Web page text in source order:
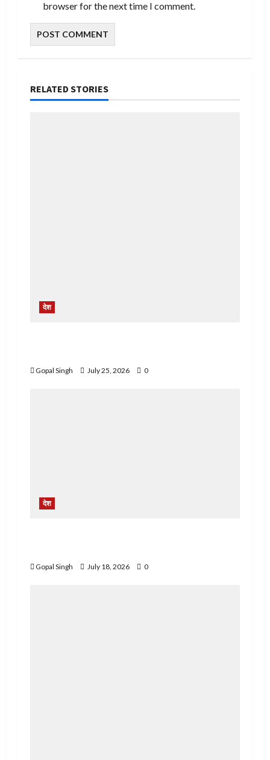
browser for the next time I comment.
RELATED STORIES
देश
Gopal Singh July 25, 2026 0
देश
Gopal Singh July 18, 2026 0